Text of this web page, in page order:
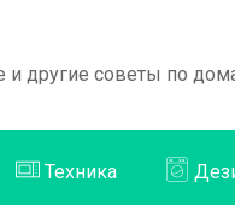
и другие советы по
Техника